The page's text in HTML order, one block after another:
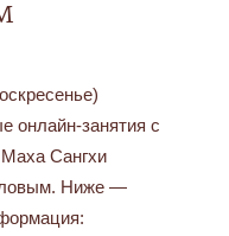
онлайн-занятия с
Сангхи
Ниже —